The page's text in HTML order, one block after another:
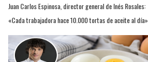
Juan Carlos Espinosa, director general de Inés Rosales:
«Cada trabajadora hace 10.000 tortas de aceite al día»